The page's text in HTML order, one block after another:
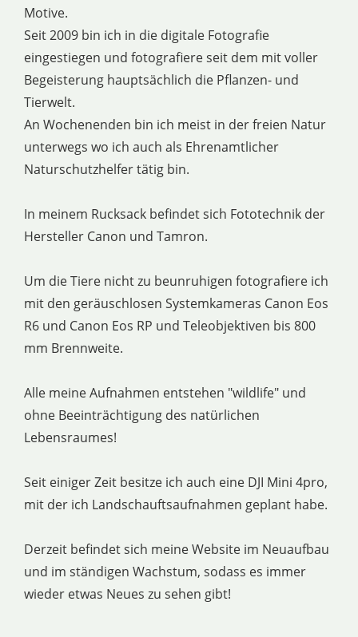
Motive.
Seit 2009 bin ich in die digitale Fotografie
eingestiegen und fotografiere seit dem mit voller
Begeisterung hauptsächlich die Pflanzen- und
Tierwelt.
An Wochenenden bin ich meist in der freien Natur
unterwegs wo ich auch als Ehrenamtlicher
Naturschutzhelfer tätig bin.
In meinem Rucksack befindet sich Fototechnik der
Hersteller Canon und Tamron.
Um die Tiere nicht zu beunruhigen fotografiere ich
mit den geräuschlosen Systemkameras Canon Eos
R6 und Canon Eos RP und Teleobjektiven bis 800
mm Brennweite.
Alle meine Aufnahmen entstehen "wildlife" und
ohne Beeinträchtigung des natürlichen
Lebensraumes!
Seit einiger Zeit besitze ich auch eine DJI Mini 4pro,
mit der ich Landschauftsaufnahmen geplant habe.
Derzeit befindet sich meine Website im Neuaufbau
und im ständigen Wachstum, sodass es immer
wieder etwas Neues zu sehen gibt!